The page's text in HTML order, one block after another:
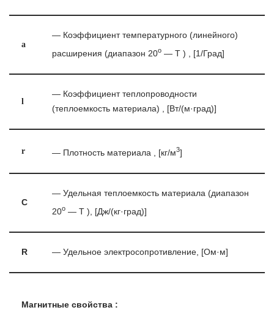
a
— Коэффициент температурного (линейного)
расширения (диапазон 20o — T ) , [1/Град]
l
— Коэффициент теплопроводности
(теплоемкость материала) , [Вт/(м·град)]
r — Плотность материала , [кг/м3]
C
— Удельная теплоемкость материала (диапазон
20o — T ), [Дж/(кг·град)]
R — Удельное электросопротивление, [Ом·м]
Магнитные свойства :